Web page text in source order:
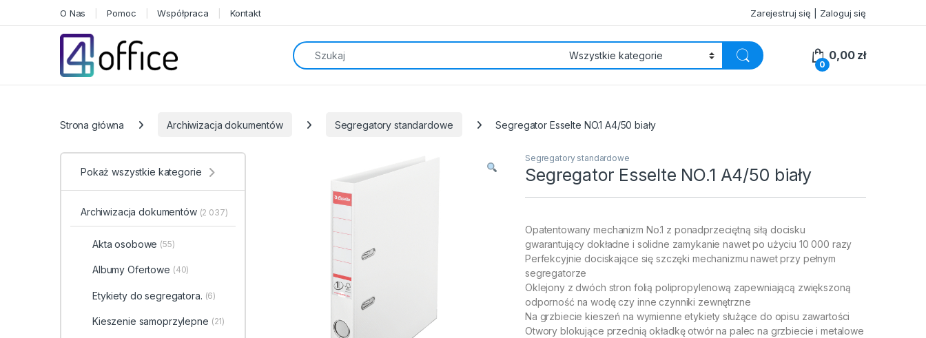
O Nas Pomoc Współpraca Kontakt Zarejestruj się | Zaloguj się
Search for:
0
0,00 zł
Strona główna Archiwizacja dokumentów Segregatory standardowe Segregator Esselte NO.1 A4/50 biały
Segregatory standardowe
Segregator Esselte NO.1 A4/50 biały
Opatentowany mechanizm No.1 z ponadprzeciętną siłą docisku
gwarantujący dokładne i solidne zamykanie nawet po użyciu 10 000 razy
Perfekcyjnie dociskające się szczęki mechanizmu nawet przy pełnym
segregatorze
Oklejony z dwóch stron folią polipropylenową zapewniającą zwiększoną
odporność na wodę czy inne czynniki zewnętrzne
Na grzbiecie kieszeń na wymienne etykiety służące do opisu zawartości
Otwory blokujące przednią okładkę otwór na palec na grzbiecie i metalowe
Pokaż wszystkie kategorie
Archiwizacja dokumentów (2 037)
Akta osobowe (55)
Albumy Ofertowe (40)
Etykiety do segregatora. (6)
Kieszenie samoprzylepne (21)